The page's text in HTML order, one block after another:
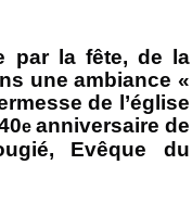
par la fête, de la
une ambiance «
de l’église
e anniversaire de
Evêque du